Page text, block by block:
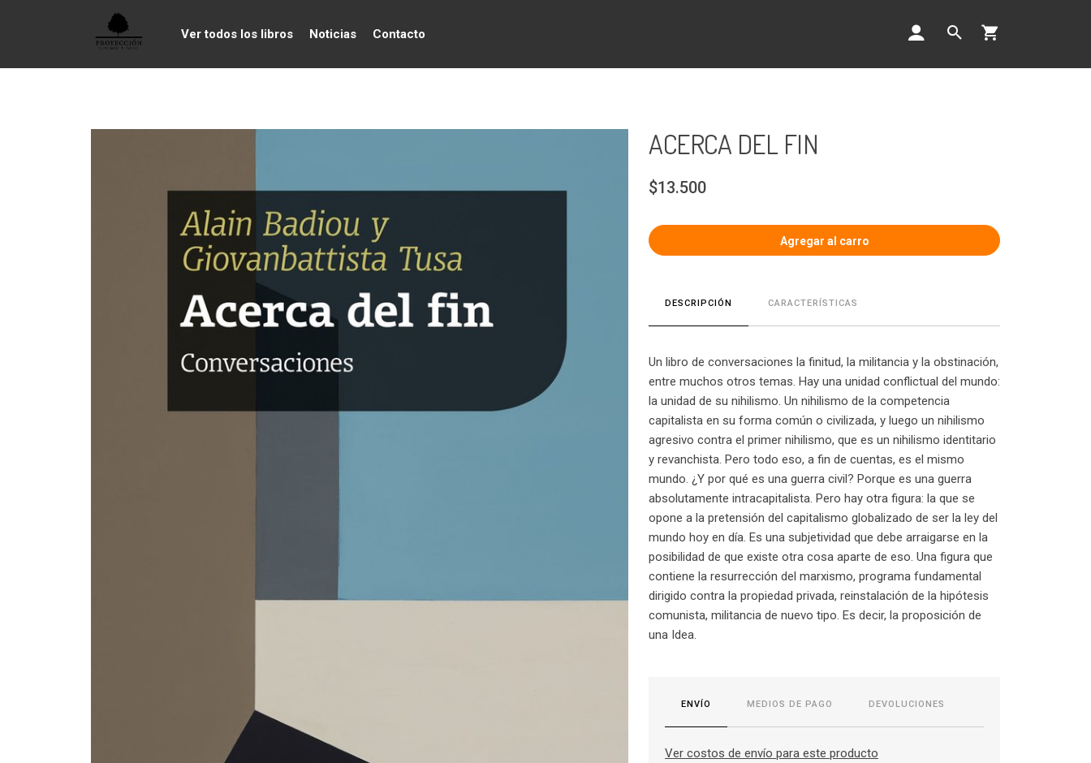
Ver todos los libros Noticias Contacto
ACERCA DEL FIN
$13.500
DESCRIPCIÓN CARACTERÍSTICAS
Un libro de conversaciones la finitud, la militancia y la obstinación,
entre muchos otros temas. Hay una unidad conflictual del mundo:
la unidad de su nihilismo. Un nihilismo de la competencia
capitalista en su forma común o civilizada, y luego un nihilismo
agresivo contra el primer nihilismo, que es un nihilismo identitario
y revanchista. Pero todo eso, a fin de cuentas, es el mismo
mundo. ¿Y por qué es una guerra civil? Porque es una guerra
absolutamente intracapitalista. Pero hay otra figura: la que se
opone a la pretensión del capitalismo globalizado de ser la ley del
mundo hoy en día. Es una subjetividad que debe arraigarse en la
posibilidad de que existe otra cosa aparte de eso. Una figura que
contiene la resurrección del marxismo, programa fundamental
dirigido contra la propiedad privada, reinstalación de la hipótesis
comunista, militancia de nuevo tipo. Es decir, la proposición de
una Idea.
ENVÍO MEDIOS DE PAGO DEVOLUCIONES
Ver costos de envío para este producto